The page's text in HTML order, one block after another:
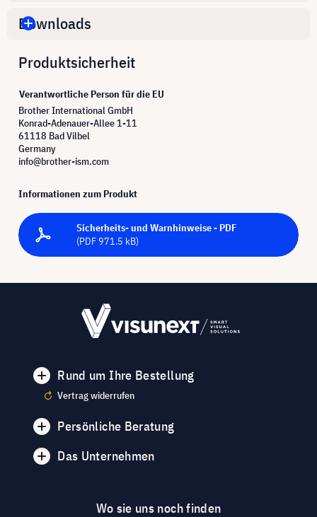
Downloads
Produktsicherheit
Verantwortliche Person für die EU
Brother International GmbH
Konrad-Adenauer-Allee 1-11
61118 Bad Vilbel
Germany
info@brother-ism.com
Informationen zum Produkt
Sicherheits- und Warnhinweise - PDF
(PDF 971.5 kB)
Rund um Ihre Bestellung
Vertrag widerrufen
Persönliche Beratung
Das Unternehmen
Wo sie uns noch finden